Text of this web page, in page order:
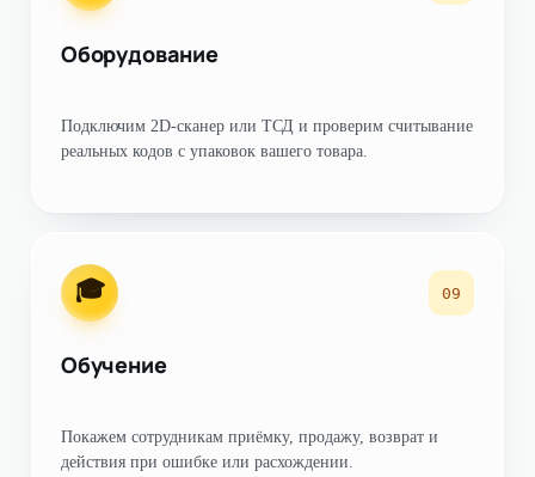
Оборудование
Подключим 2D-сканер или ТСД и проверим считывание
реальных кодов с упаковок вашего товара.
🎓 09
Обучение
Покажем сотрудникам приёмку, продажу, возврат и
действия при ошибке или расхождении.